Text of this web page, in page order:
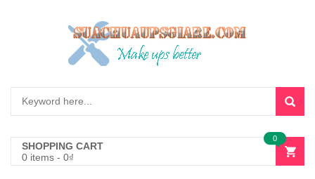
SHOPPING CART
0 items - 0₫
0